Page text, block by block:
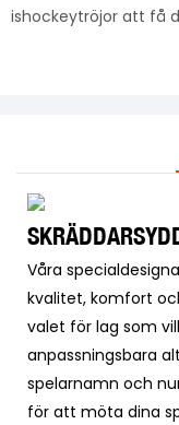
ishockeytröjor att få
Våra
kvalitet, komfort
valet för lag som
anpassningsbara
spelarnamn och
för att möta dina